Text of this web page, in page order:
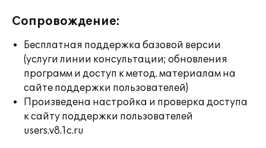
Сопровождение:
Бесплатная поддержка базовой версии
(услуги линии консультации; обновления
программ и доступ к метод. материалам на
сайте поддержки пользователей)
Произведена настройка и проверка доступа
к сайту поддержки пользователей
users.v8.1c.ru